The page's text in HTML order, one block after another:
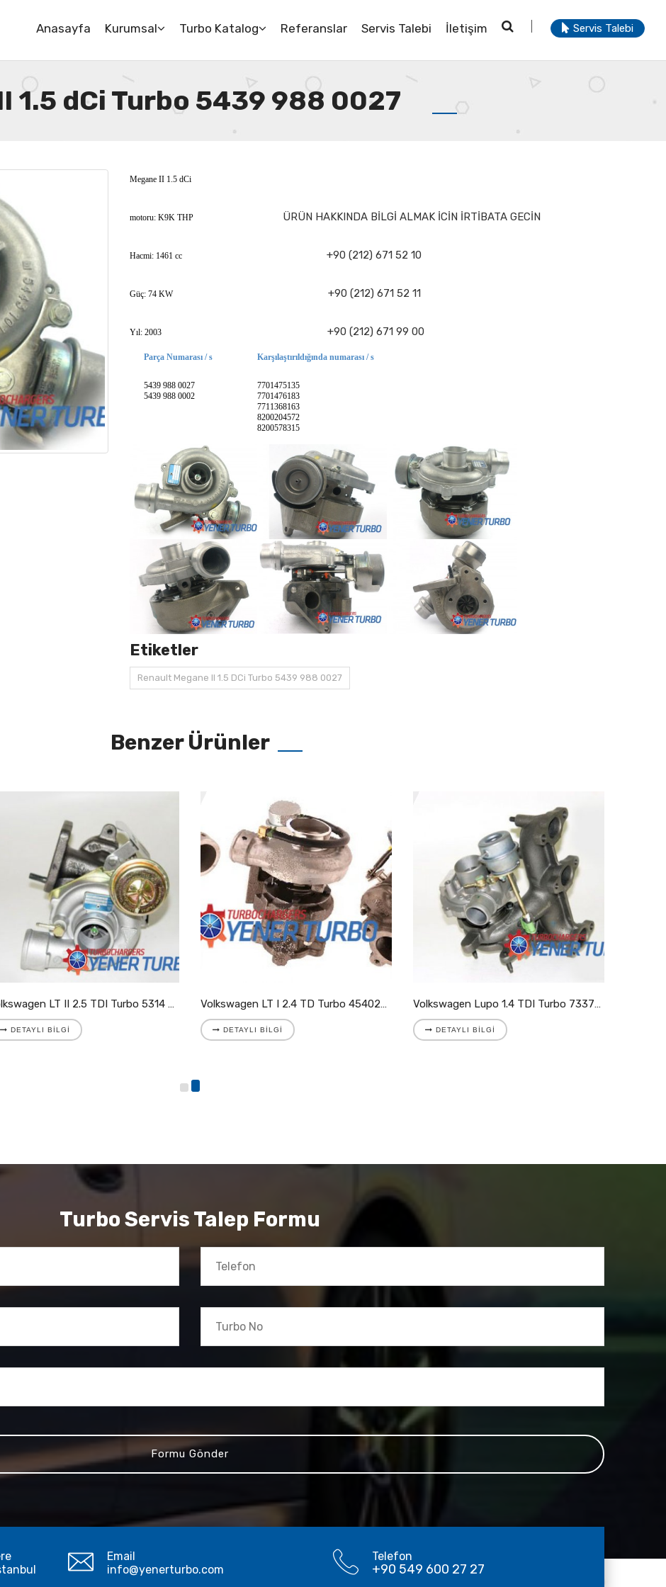
Anasayfa Kurumsal Turbo Katalog Referanslar Servis Talebi İletişim Servis Talebi
1.5 dCi Turbo 5439 988 0027
Megane II 1.5 dCi
motoru: K9K THP ÜRÜN HAKKINDA BİLGİ ALMAK İCİN İRTİBATA GECİN
Hacmi: 1461 cc +90 (212) 671 52 10
Güç: 74 KW +90 (212) 671 52 11
Yıl: 2003 +90 (212) 671 99 00
Parça Numarası / s
5439 988 0027
5439 988 0002
Karşılaştırıldığında numarası / s
7701475135
7701476183
7711368163
8200204572
8200578315
Etiketler
Renault Megane II 1.5 DCi Turbo 5439 988 0027
Benzer Ürünler
Volkswagen LT II 2.5 TDI Turbo 5314 988 7025 Volkswagen LT I 2.4 TD Turbo 454023-5002S
DETAYLI BILGI
Volkswagen Lupo 1.4 TDI Turbo 733783-5008S
DETAYLI BILGI
Turbo Servis Talep Formu
Email
info@yenerturbo.com
Telefon
+90 549 600 27 27